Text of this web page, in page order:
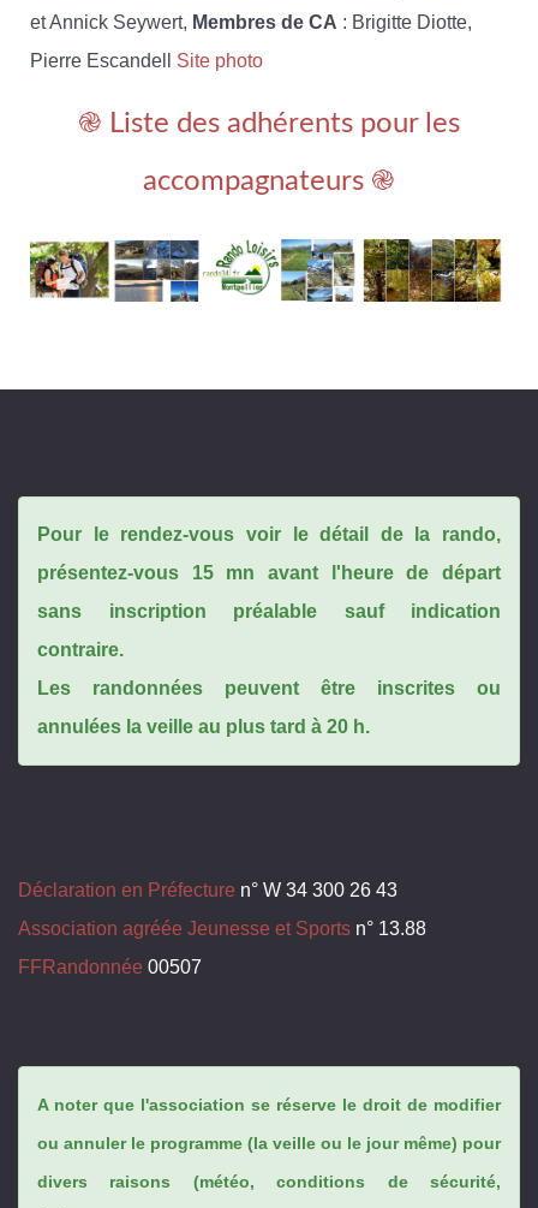
et Annick Seywert, Membres de CA : Brigitte Diotte,
Pierre Escandell Site photo
֎ Liste des adhérents pour les
accompagnateurs ֎
Pour le rendez-vous voir le détail de la rando,
présentez-vous 15 mn avant l'heure de départ
sans inscription préalable sauf indication
contraire.
Les randonnées peuvent être inscrites ou
annulées la veille au plus tard à 20 h.
Déclaration en Préfecture n° W 34 300 26 43
Association agréée Jeunesse et Sports n° 13.88
FFRandonnée 00507
A noter que l'association se réserve le droit de modifier
ou annuler le programme (la veille ou le jour même) pour
divers raisons (météo, conditions de sécurité,